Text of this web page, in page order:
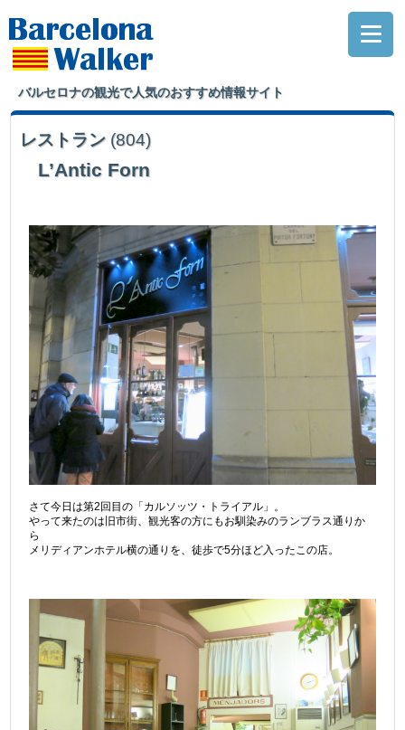
バルセロナの観光で人気のおすすめ情報サイト
レストラン (804)
L’Antic Forn
さて今日は第2回目の「カルソッツ・トライアル」。
やって来たのは旧市街、観光客の方にもお馴染みのランブラス通りか
ら
メリディアンホテル横の通りを、徒歩で5分ほど入ったこの店。